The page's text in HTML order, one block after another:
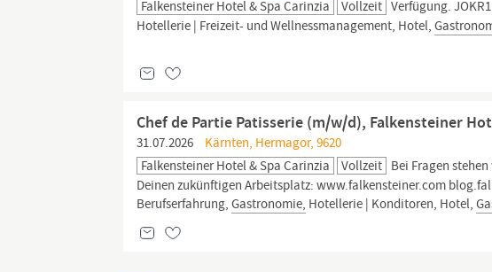
Falkensteiner Hotel & Spa Carinzia
Vollzeit Verfügung.
Hotellerie | Freizeit- und Wellnessmanagement, Hotel,
Chef de Partie Patisserie (m/w/d), Falkensteiner
31.07.2026
Kärnten, Hermagor, 9620
Falkensteiner Hotel & Spa Carinzia
Vollzeit Bei Fragen
Deinen zukünftigen Arbeitsplatz: www.falkensteiner.com
Berufserfahrung,Gastronomie, Hotellerie | Konditoren, Hotel,